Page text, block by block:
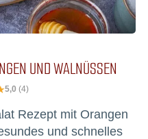
UND WALNÜSSEN
5,0 (4)
Rezept mit Orangen
und schnelles